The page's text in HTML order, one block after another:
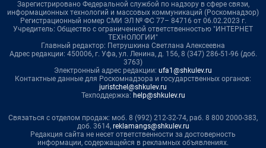
Зарегистрировано Федеральной службой по надзору в сфере связи,
информационных технологий и массовых коммуникаций (Роскомнадзор)
Регистрационный номер СМИ ЭЛ № ФС 77– 84716 от 06.02.2023 г.
Учредитель: Общество с ограниченной ответственностью "ИНТЕРНЕТ
ТЕХНОЛОГИИ"
Главный редактор: Петрушкина Светлана Алексеевна
Адрес редакции: 450006, г. Уфа, ул. Ленина, д. 156, 8 (347) 286-51-96 (доб.
3763)
Электронный адрес редакции: ufa1@shkulev.ru
Контактные данные для Роскомнадзора и государственных органов:
juristchel@shkulev.ru
Техподдержка: help@shkulev.ru
Связаться с отделом продаж: моб. 8 (992) 212-32-74, раб. 8 800 2000-383,
доб. 3614, reklamangs@shkulev.ru
Редакция сайта не несет ответственности за достоверность
информации, содержащейся в рекламных объявлениях.